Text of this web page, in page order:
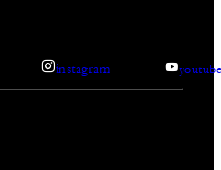
instagram